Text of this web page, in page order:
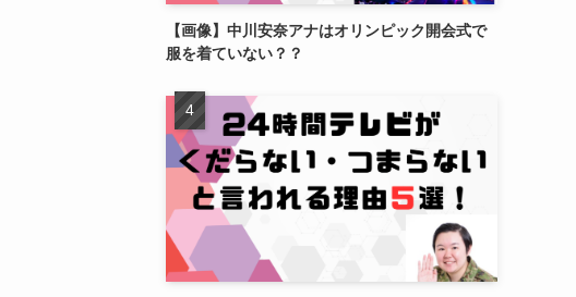
【画像】中川安奈アナはオリンピック開会式で
服を着ていない？？